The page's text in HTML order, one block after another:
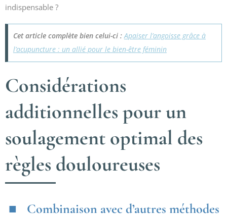
indispensable ?
Cet article complète bien celui-ci :Apaiser l’angoisse grâce à
l’acupuncture : un allié pour le bien-être féminin
Considérations
additionnelles pour un
soulagement optimal des
règles douloureuses
Combinaison avec d’autres méthodes